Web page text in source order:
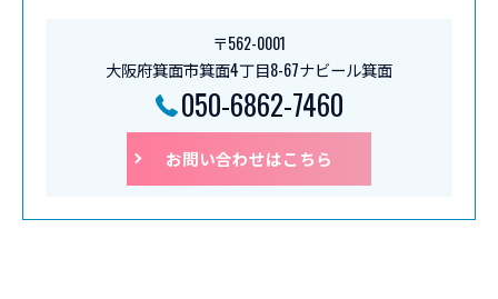
〒562-0001
大阪府箕面市箕面4丁目8-67ナビール箕面
050-6862-7460
お問い合わせはこちら